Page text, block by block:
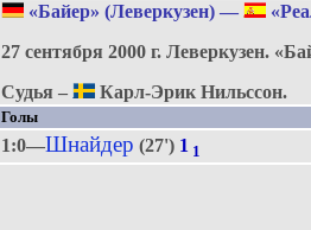
«Байер» (Леверкузен)—
27 сентября 2000 г. Леверкузен.
Судья –
Карл-Эрик Нильссон.
Голы
1:0—Шнайдер (27') 1 1